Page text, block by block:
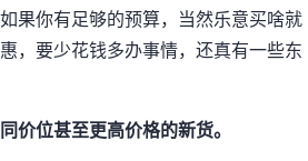
果你有足够的预算，当然乐意买啥就
，要少花钱多办事情，还真有一些东
价位甚至更高价格的新货。